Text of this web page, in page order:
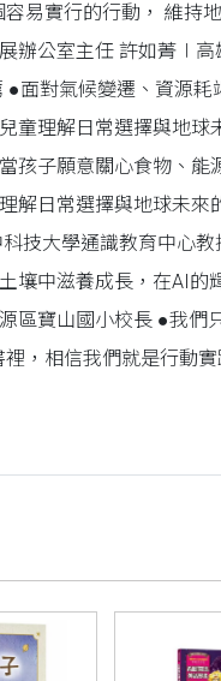
易實行的行動， 維持
辦公室主任 許如菁∣
面對氣候變遷、資源
童理解日常選擇與地球
孩子願意關心食物、
解日常選擇與地球未
技大學通識教育中心
壤中滋養成長，在AI
區寶山國小校長 ●我們
，相信我們就是行動